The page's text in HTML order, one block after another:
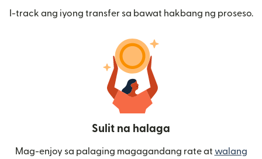
I-track ang iyong transfer sa bawat hakbang ng proseso.
Sulit na halaga
Mag-enjoy sa palaging magagandang rate at walang